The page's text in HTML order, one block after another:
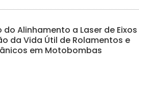
Alinhamento a Laser de Eixos
da Vida Útil de Rolamentos e
em Motobombas